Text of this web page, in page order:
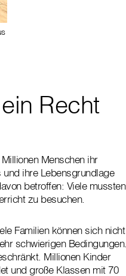
Recht
Menschen ihr
und ihre Lebensgrundlage
betroffen: Viele mussten
zu besuchen.
Familien können sich nicht
schwierigen Bedingungen.
Millionen Kinder
und große Klassen mit 70